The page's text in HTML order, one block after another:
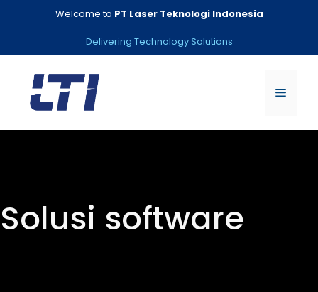
Welcome to PT Laser Teknologi Indonesia
Delivering Technology Solutions
Menu
Solusi software